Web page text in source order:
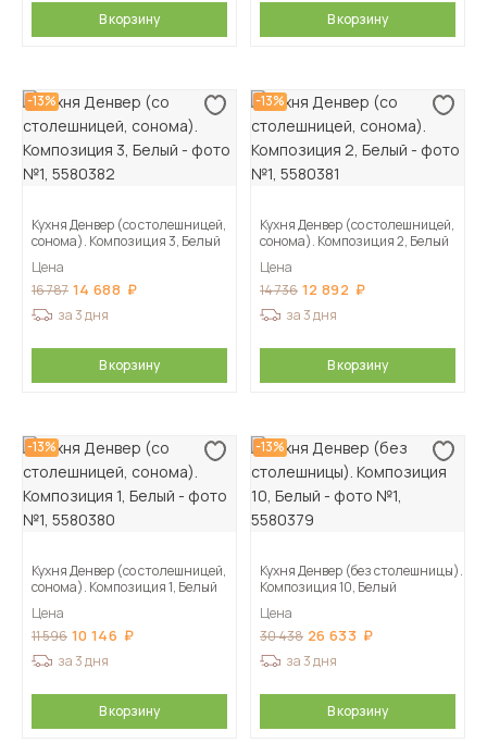
В корзину В корзину
-13%
Кухня Денвер (со столешницей,
сонома). Композиция 3, Белый
Цена
16 787 14 688
за 3 дня
В корзину
-13%
Кухня Денвер (со столешницей,
сонома). Композиция 2, Белый
Цена
14 736 12 892
за 3 дня
В корзину
-13%
Кухня Денвер (со столешницей,
сонома). Композиция 1, Белый
Цена
11 596 10 146
за 3 дня
В корзину
-13%
Кухня Денвер (без столешницы).
Композиция 10, Белый
Цена
30 438 26 633
за 3 дня
В корзину